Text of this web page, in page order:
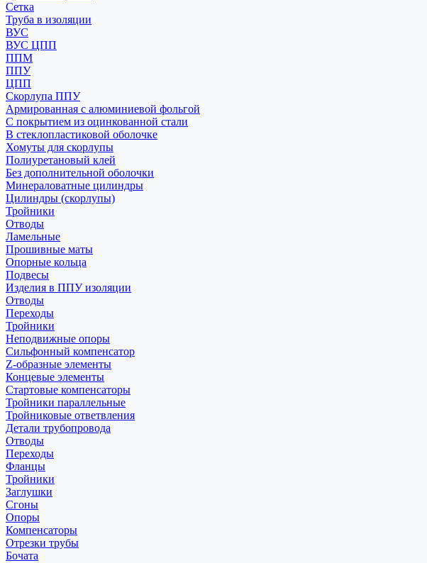
Сетка
Труба в изоляции
ВУС
ВУС ЦПП
ППМ
ППУ
ЦПП
Скорлупа ППУ
Армированная с алюминиевой фольгой
С покрытием из оцинкованной стали
В стеклопластиковой оболочке
Хомуты для скорлупы
Полиуретановый клей
Без дополнительной оболочки
Минераловатные цилиндры
Цилиндры (скорлупы)
Тройники
Отводы
Ламельные
Прошивные маты
Опорные кольца
Подвесы
Изделия в ППУ изоляции
Отводы
Переходы
Тройники
Неподвижные опоры
Cильфонный компенсатор
Z-образные элементы
Концевые элементы
Стартовые компенсаторы
Тройники параллельные
Тройниковые ответвления
Детали трубопровода
Отводы
Переходы
Фланцы
Тройники
Заглушки
Сгоны
Опоры
Компенсаторы
Отрезки трубы
Бочата